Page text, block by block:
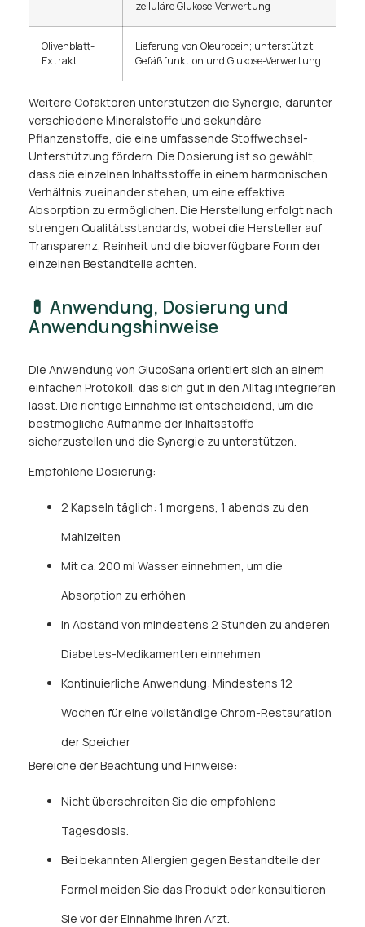
zelluläre Glukose-Verwertung
Olivenblatt-
Extrakt
Lieferung von Oleuropein; unterstützt
Gefäßfunktion und Glukose-Verwertung
Weitere Cofaktoren unterstützen die Synergie, darunter
verschiedene Mineralstoffe und sekundäre
Pflanzenstoffe, die eine umfassende Stoffwechsel-
Unterstützung fördern. Die Dosierung ist so gewählt,
dass die einzelnen Inhaltsstoffe in einem harmonischen
Verhältnis zueinander stehen, um eine effektive
Absorption zu ermöglichen. Die Herstellung erfolgt nach
strengen Qualitätsstandards, wobei die Hersteller auf
Transparenz, Reinheit und die bioverfügbare Form der
einzelnen Bestandteile achten.
💊 Anwendung, Dosierung und
Anwendungshinweise
Die Anwendung von GlucoSana orientiert sich an einem
einfachen Protokoll, das sich gut in den Alltag integrieren
lässt. Die richtige Einnahme ist entscheidend, um die
bestmögliche Aufnahme der Inhaltsstoffe
sicherzustellen und die Synergie zu unterstützen.
Empfohlene Dosierung:
2 Kapseln täglich: 1 morgens, 1 abends zu den
Mahlzeiten
Mit ca. 200 ml Wasser einnehmen, um die
Absorption zu erhöhen
In Abstand von mindestens 2 Stunden zu anderen
Diabetes-Medikamenten einnehmen
Kontinuierliche Anwendung: Mindestens 12
Wochen für eine vollständige Chrom-Restauration
der Speicher
Bereiche der Beachtung und Hinweise:
Nicht überschreiten Sie die empfohlene
Tagesdosis.
Bei bekannten Allergien gegen Bestandteile der
Formel meiden Sie das Produkt oder konsultieren
Sie vor der Einnahme Ihren Arzt.